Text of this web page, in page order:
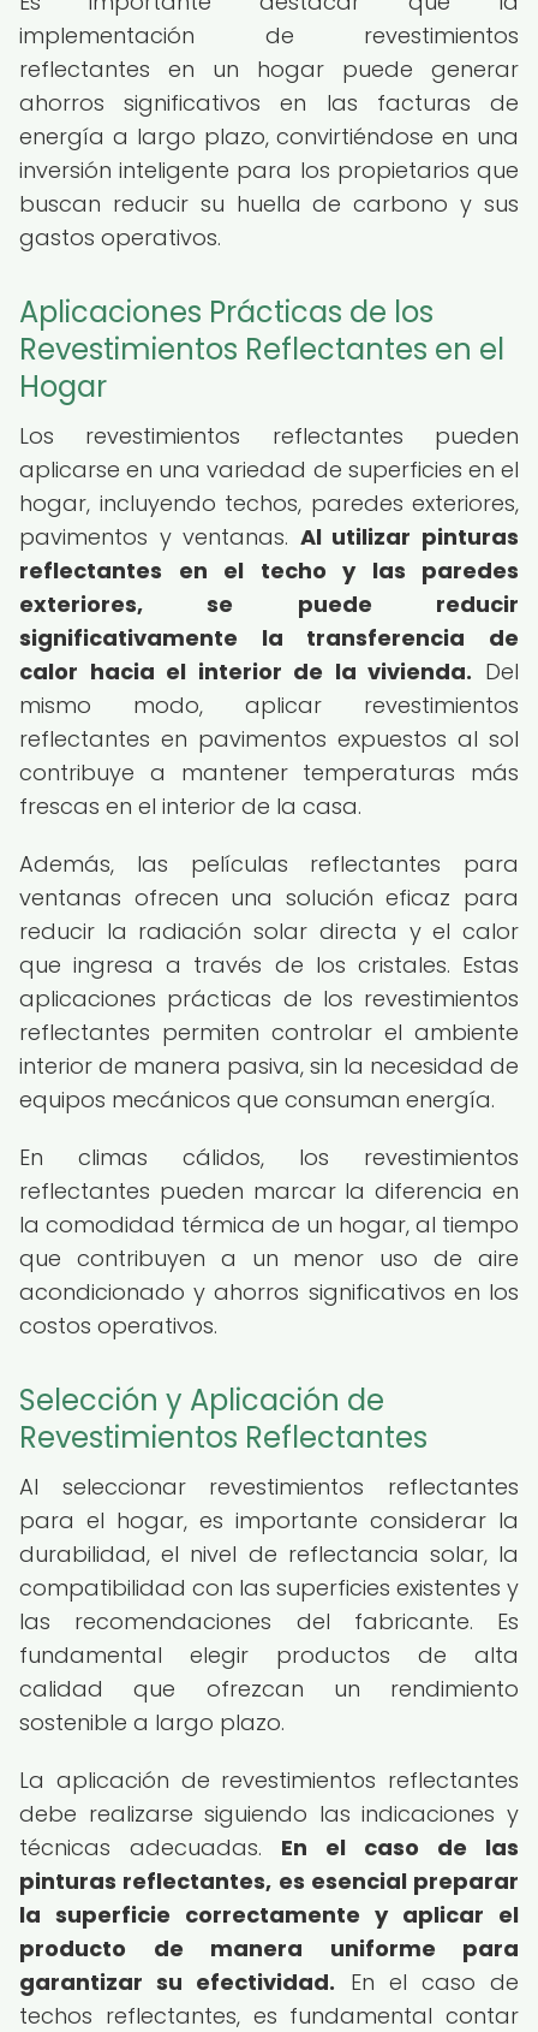
implementación de revestimientos
reflectantes en un hogar puede generar
ahorros significativos en las facturas de
energía a largo plazo, convirtiéndose en una
inversión inteligente para los propietarios que
buscan reducir su huella de carbono y sus
gastos operativos.
Aplicaciones Prácticas de los
Revestimientos Reflectantes en el
Hogar
Los revestimientos reflectantes pueden
aplicarse en una variedad de superficies en el
hogar, incluyendo techos, paredes exteriores,
pavimentos y ventanas. Al utilizar pinturas
reflectantes en el techo y las paredes
exteriores, se puede reducir
significativamente la transferencia de
calor hacia el interior de la vivienda. Del
mismo modo, aplicar revestimientos
reflectantes en pavimentos expuestos al sol
contribuye a mantener temperaturas más
frescas en el interior de la casa.
Además, las películas reflectantes para
ventanas ofrecen una solución eficaz para
reducir la radiación solar directa y el calor
que ingresa a través de los cristales. Estas
aplicaciones prácticas de los revestimientos
reflectantes permiten controlar el ambiente
interior de manera pasiva, sin la necesidad de
equipos mecánicos que consuman energía.
En climas cálidos, los revestimientos
reflectantes pueden marcar la diferencia en
la comodidad térmica de un hogar, al tiempo
que contribuyen a un menor uso de aire
acondicionado y ahorros significativos en los
costos operativos.
Selección y Aplicación de
Revestimientos Reflectantes
Al seleccionar revestimientos reflectantes
para el hogar, es importante considerar la
durabilidad, el nivel de reflectancia solar, la
compatibilidad con las superficies existentes y
las recomendaciones del fabricante. Es
fundamental elegir productos de alta
calidad que ofrezcan un rendimiento
sostenible a largo plazo.
La aplicación de revestimientos reflectantes
debe realizarse siguiendo las indicaciones y
técnicas adecuadas. En el caso de las
pinturas reflectantes, es esencial preparar
la superficie correctamente y aplicar el
producto de manera uniforme para
garantizar su efectividad. En el caso de
techos reflectantes, es fundamental contar